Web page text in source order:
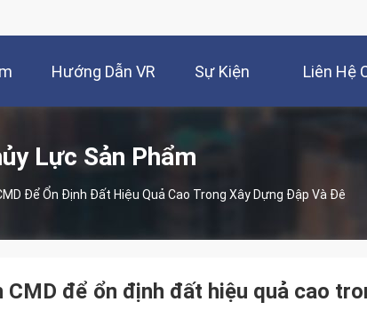
Hướng Dẫn VR Sự Kiện Liên Hệ
Lực Sản Phẩm
Để Ổn Định Đất Hiệu Quả Cao Trong Xây Dựng Đập Và Đê
CMD để ổn định đất hiệu quả cao